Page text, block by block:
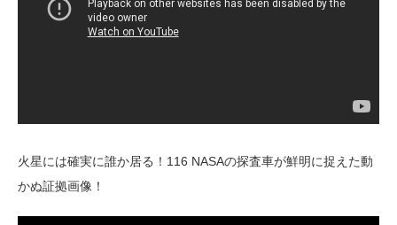
火星には確実に誰か居る！116 NASAの探査車が鮮明に捉えた動
かぬ証拠画像！